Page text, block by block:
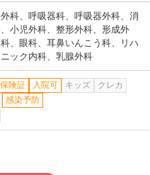
科、 呼吸器科、 呼吸器外科、 消
、 小児外科、 整形外科、 形成外
、 眼科、 耳鼻いんこう科、
リハ
ック内科、 乳腺外科
険証 入院可 キッズ
クレカ
感染予防